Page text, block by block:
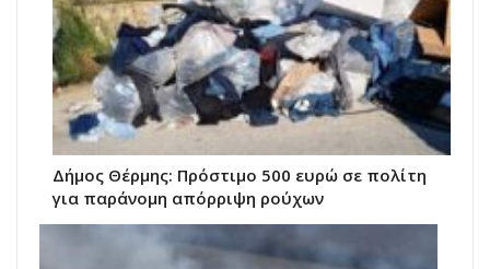
Δήμος Θέρμης: Πρόστιμο 500 ευρώ σε πολίτη
για παράνομη απόρριψη ρούχων